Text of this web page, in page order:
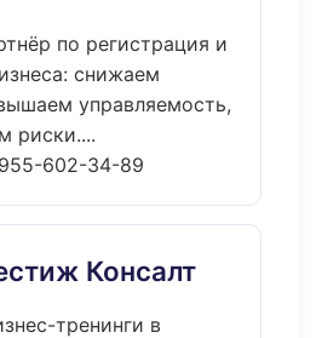
по регистрация и
снижаем
управляемость,
риски....
602-34-89
Консалт
тренинги в